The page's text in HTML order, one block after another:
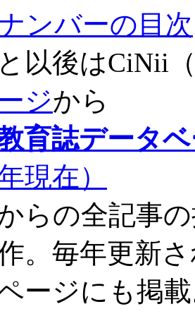
ンバーの目次
以後はCiNii
ジから
育誌データ
現在）
らの全記事
。毎年更新
ージにも掲